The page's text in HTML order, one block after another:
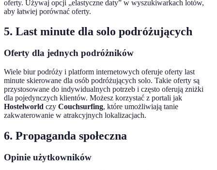
oferty. Używaj opcji „elastyczne daty” w wyszukiwarkach lotów,
aby łatwiej porównać oferty.
5. Last minute dla solo podróżujących
Oferty dla jednych podróżników
Wiele biur podróży i platform internetowych oferuje oferty last
minute skierowane dla osób podróżujących solo. Takie oferty są
przystosowane do indywidualnych potrzeb i często oferują zniżki
dla pojedynczych klientów. Możesz korzystać z portali jak
Hostelworld czy Couchsurfing, które umożliwiają tanie
zakwaterowanie w atrakcyjnych lokalizacjach.
6. Propaganda społeczna
Opinie użytkowników